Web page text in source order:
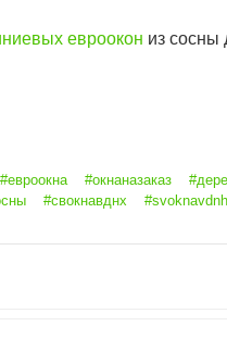
евроокон из сосны
#евроокна #окнаназаказ
#свокнавднх #svoknavdnh